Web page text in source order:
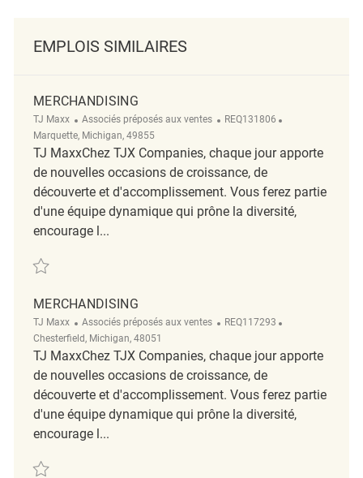
EMPLOIS SIMILAIRES
MERCHANDISING
TJ Maxx Catégorie
Associés préposés aux ventes ReqId
REQ131806
Marquette, Michigan, 49855
TJ MaxxChez TJX Companies, chaque jour apporte
de nouvelles occasions de croissance, de
découverte et d'accomplissement. Vous ferez partie
d'une équipe dynamique qui prône la diversité,
encourage l...
Sauvegarder Merchandising REQ131806
MERCHANDISING
TJ Maxx Catégorie
Associés préposés aux ventes ReqId
REQ117293
Chesterfield, Michigan, 48051
TJ MaxxChez TJX Companies, chaque jour apporte
de nouvelles occasions de croissance, de
découverte et d'accomplissement. Vous ferez partie
d'une équipe dynamique qui prône la diversité,
encourage l...
Sauvegarder Merchandising REQ117293